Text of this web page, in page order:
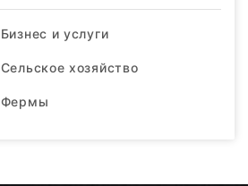
Бизнес и услуги
Сельское хозяйство
Фермы